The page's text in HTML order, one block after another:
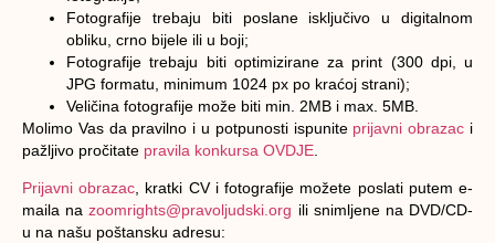
Fotografije trebaju biti poslane isključivo u digitalnom
obliku, crno bijele ili u boji;
Fotografije trebaju biti optimizirane za print (300 dpi, u
JPG formatu, minimum 1024 px po kraćoj strani);
Veličina fotografije može biti min. 2MB i max. 5MB.
Molimo Vas da pravilno i u potpunosti ispunite prijavni obrazac i
pažljivo pročitate pravila konkursa OVDJE
Prijavni obrazac , kratki CV i fotografije možete poslati putem e-
maila nazoomrights@pravoljudski.org ili snimljene na DVD/CD-
u na našu poštansku adresu: